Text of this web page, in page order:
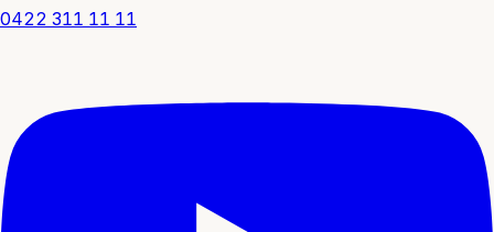
0422 311 11 11